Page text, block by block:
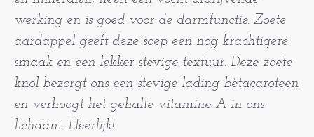
werking en is goed voor de darmfunctie. Zoete
aardappel geeft deze soep een nog krachtigere
smaak en een lekker stevige textuur. Deze zoete
knol bezorgt ons een stevige lading bètacaroteen
en verhoogt het gehalte vitamine A in ons
lichaam. Heerlijk!